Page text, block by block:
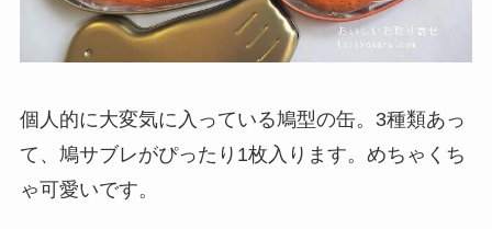
個人的に大変気に入っている鳩型の缶。3種類あっ
て、鳩サブレがぴったり1枚入ります。めちゃくち
ゃ可愛いです。